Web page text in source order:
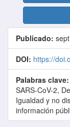
Publicado:
DOI: https://
Palabras clave:
SARS-CoV-2,
Igualdad y no
información